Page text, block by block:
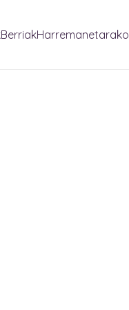
BerriakHarremanetarako